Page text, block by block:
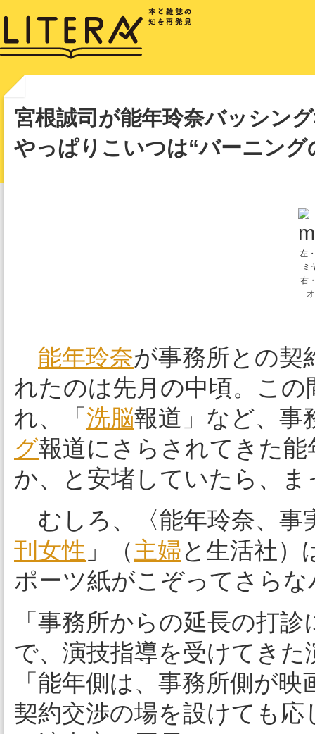
宮根誠司が能年玲奈バッシン
やっぱりこいつは“バーニング
左
ミ
右
能年玲奈が事務所との契
れたのは先月の中頃。こ
れ、「 洗脳報道」など、事
グ報道にさらされてきた
か、と安堵していたら、
むしろ、〈能年玲奈、事
刊女性 」（主婦と生活社）
ポーツ紙がこぞってさら
「事務所からの延長の打
で、演技指導を受けてき
「能年側は、事務所側が
契約交渉の場を設けても